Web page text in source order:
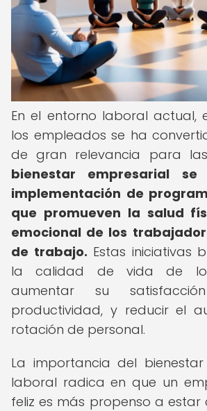
En el entorno laboral actual,
los empleados se ha
de gran relevancia para
bienestar empresarial
implementación de
que promueven la salud
emocional de los
de trabajo. Estas iniciativas
la calidad de vida de
aumentar su
productividad, y reducir el
rotación de personal.
La importancia del
laboral radica en que un
feliz es más propenso a